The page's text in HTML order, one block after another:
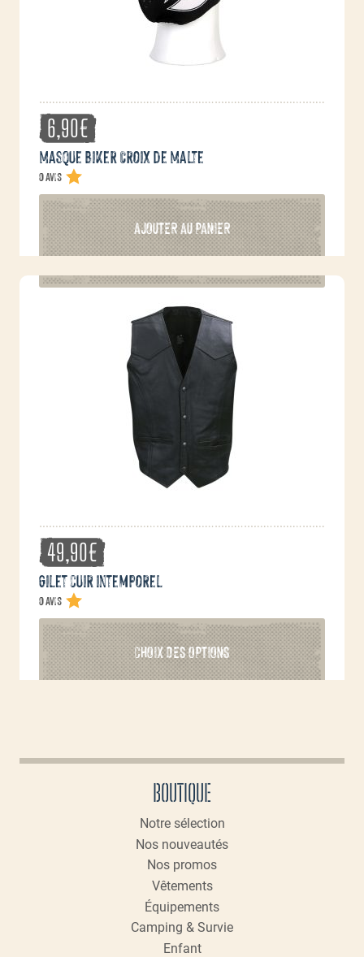
6,90€
Masque Biker Croix de Malte
0 avis
AJOUTER AU PANIER
49,90€
Gilet cuir intemporel
0 avis
CHOIX DES OPTIONS
Ce
produit
a
peuvent
BOUTIQUE
Notre sélection
Nos nouveautés
Nos promos
Vêtements
Équipements
Camping & Survie
Enfant